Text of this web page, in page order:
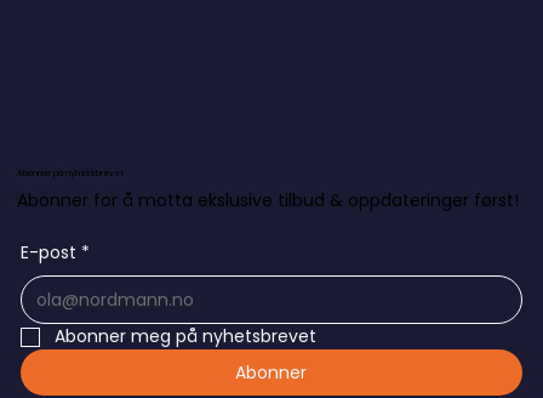
Abonner på nyhetsbrevet
Abonner for å motta ekslusive tilbud & oppdateringer først!
E-post *
Abonner meg på nyhetsbrevet
Abonner